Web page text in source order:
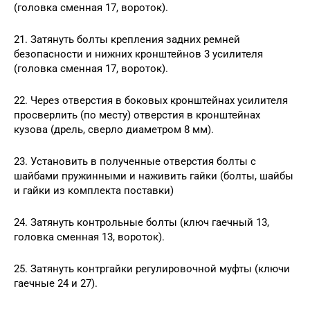
(головка сменная 17, вороток).
21. Затянуть болты крепления задних ремней
безопасности и нижних кронштейнов 3 усилителя
(головка сменная 17, вороток).
22. Через отверстия в боковых кронштейнах усилителя
просверлить (по месту) отверстия в кронштейнах
кузова (дрель, сверло диаметром 8 мм).
23. Установить в полученные отверстия болты с
шайбами пружинными и наживить гайки (болты, шайбы
и гайки из комплекта поставки)
24. Затянуть контрольные болты (ключ гаечный 13,
головка сменная 13, вороток).
25. Затянуть контргайки регулировочной муфты (ключи
гаечные 24 и 27).